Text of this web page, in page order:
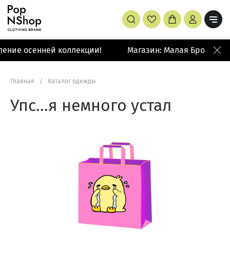
осенней коллекции! Магазин: Малая Бронная
Главная / Каталог одежды
Упс…я немного устал